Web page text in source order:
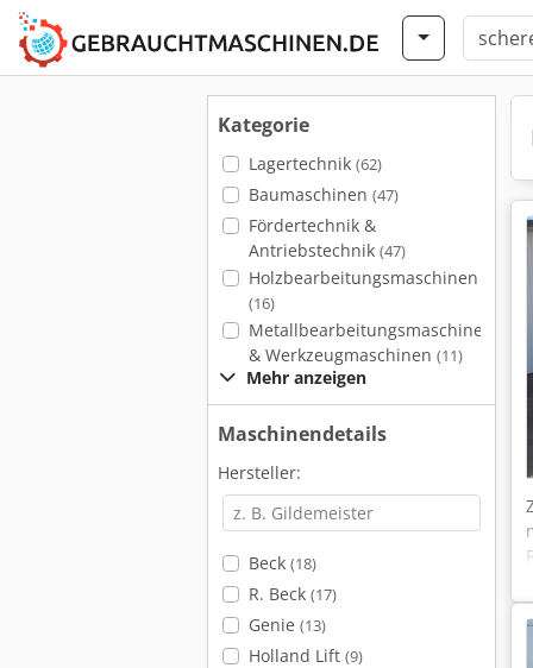
Kategorie
Lagertechnik (62)
Baumaschinen (47)
Fördertechnik &
Antriebstechnik (47)
Holzbearbeitungsmaschinen
(16)
Metallbearbeitungsmaschinen
& Werkzeugmaschinen (11)
Mehr anzeigen
Maschinendetails
Hersteller:
Beck (18)
R. Beck (17)
Genie (13)
Holland Lift (9)